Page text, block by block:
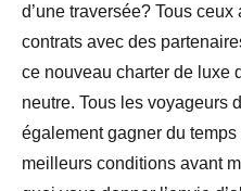
d’une traversée? Tous
contrats avec des
ce nouveau charter de luxe
neutre. Tous les voyageurs
également gagner du
meilleurs conditions avant